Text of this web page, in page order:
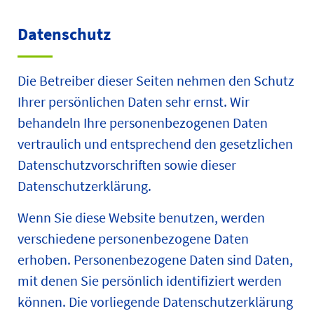
Datenschutz
Die Betreiber dieser Seiten nehmen den Schutz
Ihrer persönlichen Daten sehr ernst. Wir
behandeln Ihre personenbezogenen Daten
vertraulich und entsprechend den gesetzlichen
Datenschutzvorschriften sowie dieser
Datenschutzerklärung.
Wenn Sie diese Website benutzen, werden
verschiedene personenbezogene Daten
erhoben. Personenbezogene Daten sind Daten,
mit denen Sie persönlich identifiziert werden
können. Die vorliegende Datenschutzerklärung